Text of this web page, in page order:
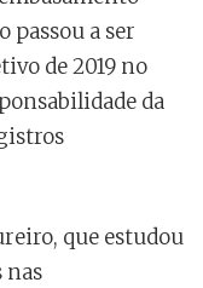
passou a ser
de 2019 no
da
que estudou
nas